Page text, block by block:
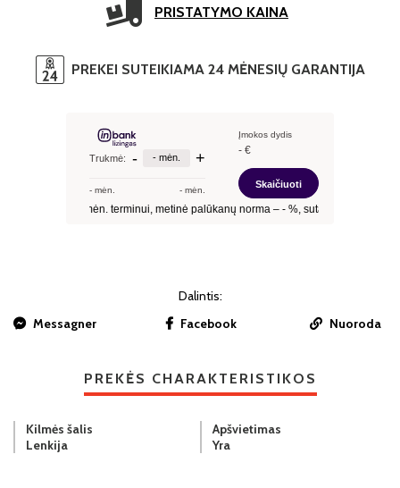
PRISTATYMO KAINA
PREKEI SUTEIKIAMA 24 MĖNESIŲ GARANTIJA
Dalintis:
Messagner
Facebook Nuoroda
PREKĖS CHARAKTERISTIKOS
Kilmės šalis
Lenkija
Apšvietimas
Yra